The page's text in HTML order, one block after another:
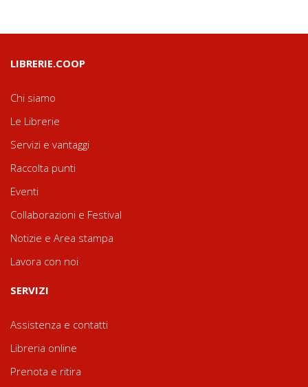
LIBRERIE.COOP
Chi siamo
Le Librerie
Servizi e vantaggi
Raccolta punti
Eventi
Collaborazioni e Festival
Notizie e Area stampa
Lavora con noi
SERVIZI
Assistenza e contatti
Libreria online
Prenota e ritira